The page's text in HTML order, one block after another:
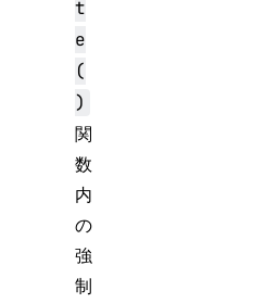
t
e
(
)
関
数
内
の
強
制